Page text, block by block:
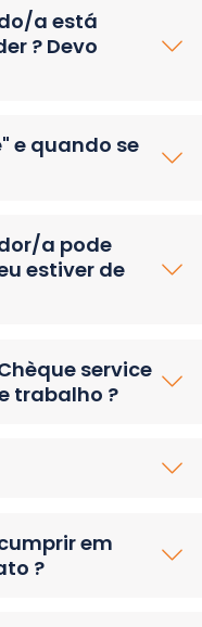
a está
? Devo
e quando se
a pode
estiver de
service
trabalho ?
em
?